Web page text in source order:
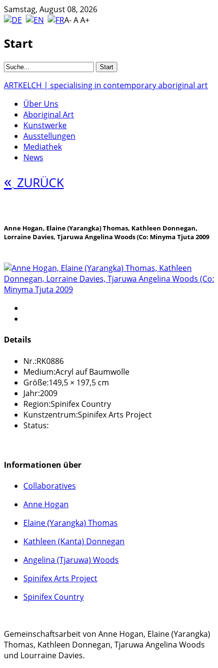
Samstag, August 08, 2026
A-AA+
Start
ARTKELCH | specialising in contemporary aboriginal art
Über Uns
Aboriginal Art
Kunstwerke
Ausstellungen
Mediathek
News
« ZURÜCK
Anne Hogan, Elaine (Yarangka) Thomas, Kathleen Donnegan,
Lorraine Davies, Tjaruwa Angelina Woods (Co: Minyma Tjuta 2009
Details
Nr.:RK0886
Medium:Acryl auf Baumwolle
Größe:149,5 × 197,5 cm
Jahr:2009
Region:Spinifex Country
Kunstzentrum:Spinifex Arts Project
Status:
Informationen über
Collaboratives
Anne Hogan
Elaine (Yarangka) Thomas
Kathleen (Kanta) Donnegan
Angelina (Tjaruwa) Woods
Spinifex Arts Project
Spinifex Country
Gemeinschaftsarbeit von Anne Hogan, Elaine (Yarangka)
Thomas, Kathleen Donnegan, Tjaruwa Angelina Woods
und Lourraine Davies.